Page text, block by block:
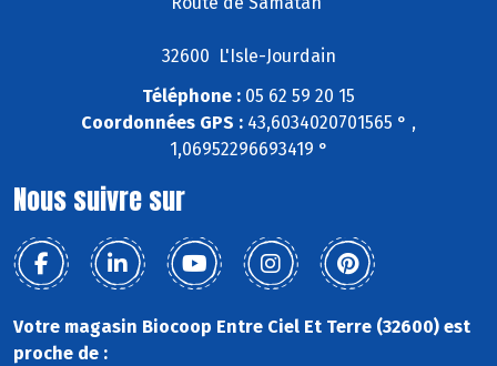
32600 L'Isle-Jourdain
Téléphone : 05 62 59 20 15
Coordonnées GPS : 43,6034020701565 ° ,
1,06952296693419 °
Nous suivre sur
Votre magasin Biocoop Entre Ciel Et Terre (32600) est
proche de :